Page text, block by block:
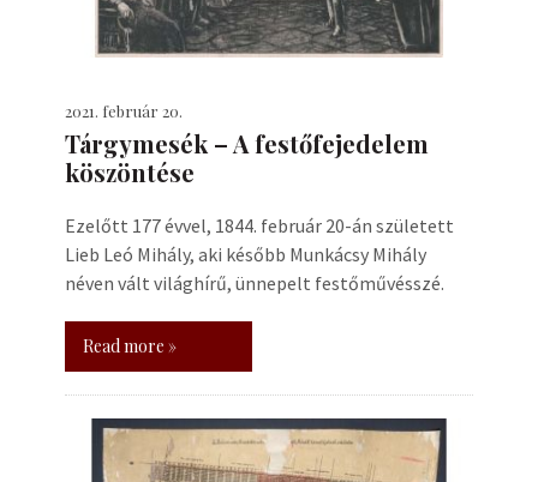
2021. február 20.
Tárgymesék – A festőfejedelem
köszöntése
Ezelőtt 177 évvel, 1844. február 20-án született
Lieb Leó Mihály, aki később Munkácsy Mihály
néven vált világhírű, ünnepelt festőművésszé.
Read more »